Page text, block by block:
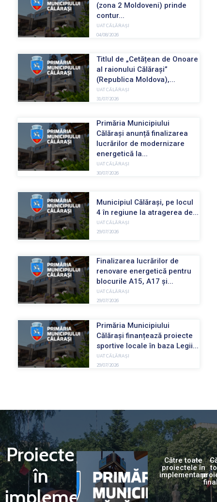
(zona 2 Moldoveni) prinde
contur...
UAT CĂLĂRAȘI
04/08/2026
Titlul de „Cetățean de Onoare
al raionului Călărași”
(Republica Moldova),...
UAT CĂLĂRAȘI
31/07/2026
Primăria Municipiului
Călărași anunță finalizarea
lucrărilor de modernizare
energetică la...
UAT CĂLĂRAȘI
30/07/2026
Municipiul Călărași, pe locul
4 în regiune la atragerea de...
UAT CĂLĂRAȘI
29/07/2026
Finalizarea lucrărilor de
renovare energetică pentru
blocurile A15, A17 și...
UAT CĂLĂRAȘI
29/07/2026
Primăria Municipiului
Călărași finanțează proiecte
sportive locale în baza Legii...
UAT CĂLĂRAȘI
29/07/2026
Proiecte
în
implementare
Către toate
proiectele în
implementare